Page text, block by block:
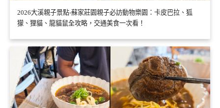
2026大溪親子景點-蘇家莊園親子必訪動物樂園：卡皮巴拉、狐
獴、狸貓、龍貓鼠全攻略，交通美食一次看！